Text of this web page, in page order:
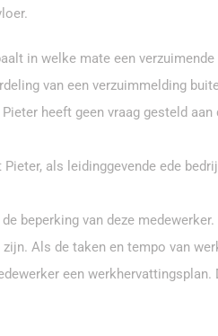
in welke mate een
van een verzuimmelding
heeft geen vraag gesteld
als leidinggevende ede
beperking van deze
Als de taken en tempo van
een